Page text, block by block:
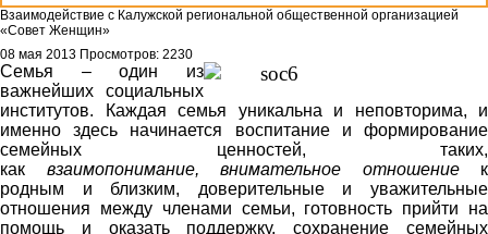
Взаимодействие с Калужской региональной общественной организацией
«Совет Женщин»
08 мая 2013 Просмотров: 2230
Семья – один из
важнейших социальных
институтов. Каждая семья уникальна и неповторима, и
именно здесь начинается воспитание и формирование
семейных ценностей, таких,
как взаимопонимание, внимательное отношениек
родным и близким, доверительные и уважительные
отношения между членами семьи, готовность прийти на
помощь и оказать поддержку, сохранение семейных